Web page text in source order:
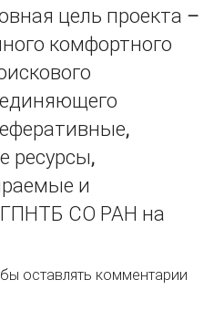
цель проекта –
комфортного
ресурсы,
и
СО РАН на
информационно-
оставлять комментарии